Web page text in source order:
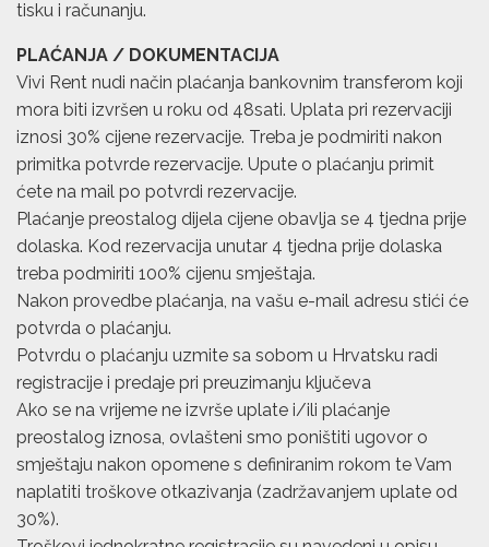
tisku i računanju.
PLAĆANJA / DOKUMENTACIJA
Vivi Rent nudi način plaćanja bankovnim transferom koji
mora biti izvršen u roku od 48sati. Uplata pri rezervaciji
iznosi 30% cijene rezervacije. Treba je podmiriti nakon
primitka potvrde rezervacije. Upute o plaćanju primit
ćete na mail po potvrdi rezervacije.
Plaćanje preostalog dijela cijene obavlja se 4 tjedna prije
dolaska. Kod rezervacija unutar 4 tjedna prije dolaska
treba podmiriti 100% cijenu smještaja.
Nakon provedbe plaćanja, na vašu e-mail adresu stići će
potvrda o plaćanju.
Potvrdu o plaćanju uzmite sa sobom u Hrvatsku radi
registracije i predaje pri preuzimanju ključeva
Ako se na vrijeme ne izvrše uplate i/ili plaćanje
preostalog iznosa, ovlašteni smo poništiti ugovor o
smještaju nakon opomene s definiranim rokom te Vam
naplatiti troškove otkazivanja (zadržavanjem uplate od
30%).